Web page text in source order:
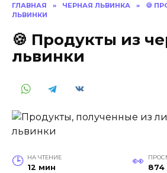
ГЛАВНАЯ » ЧЕРНАЯ ЛЬВИНКА »
🍪
ЛЬВИНКИ
🍪 Продукты из
львинки
НА ЧТЕНИЕ
12 мин 874